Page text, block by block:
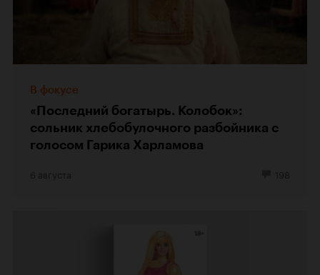
В фокусе
«Последний богатырь. Колобок»:
сольник хлебобулочного разбойника с
голосом Гарика Харламова